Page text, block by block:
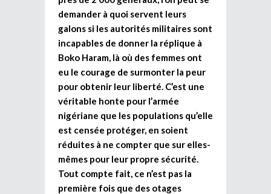
demander à quoi servent leurs
galons si les autorités militaires sont
incapables de donner la réplique à
Boko Haram, là où des femmes ont
eu le courage de surmonter la peur
pour obtenir leur liberté. C’est une
véritable honte pour l’armée
nigériane que les populations qu’elle
est censée protéger, en soient
réduites à ne compter que sur elles-
mêmes pour leur propre sécurité.
Tout compte fait, ce n’est pas la
première fois que des otages